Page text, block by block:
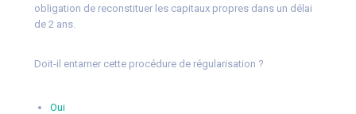
obligation de reconstituer les capitaux propres dans un délai
de 2 ans.
Doit-il entamer cette procédure de régularisation ?
Oui